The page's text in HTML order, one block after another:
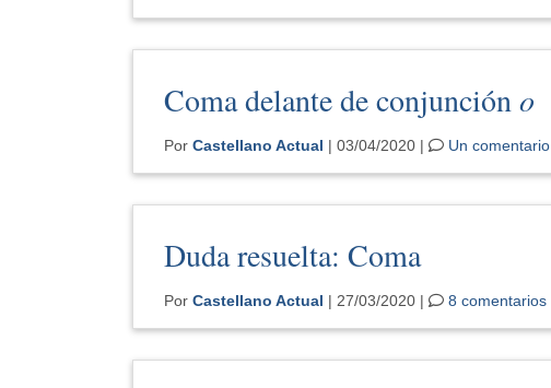
Coma delante de conjuncióno
Por Castellano Actual | 03/04/2020 | Un comentario
Duda resuelta: Coma
Por Castellano Actual | 27/03/2020 | 8 comentarios